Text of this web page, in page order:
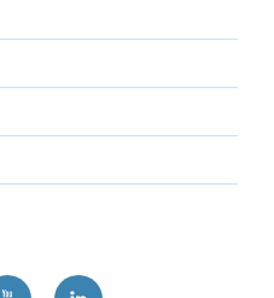
YoutubeLinkedin